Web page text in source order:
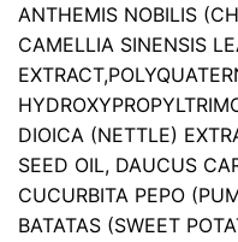
ANTHEMIS NOBILIS
CAMELLIA SINENSIS
DIOICA (NETTLE)
SEED OIL, DAUCUS
CUCURBITA PEPO
BATATAS (SWEET